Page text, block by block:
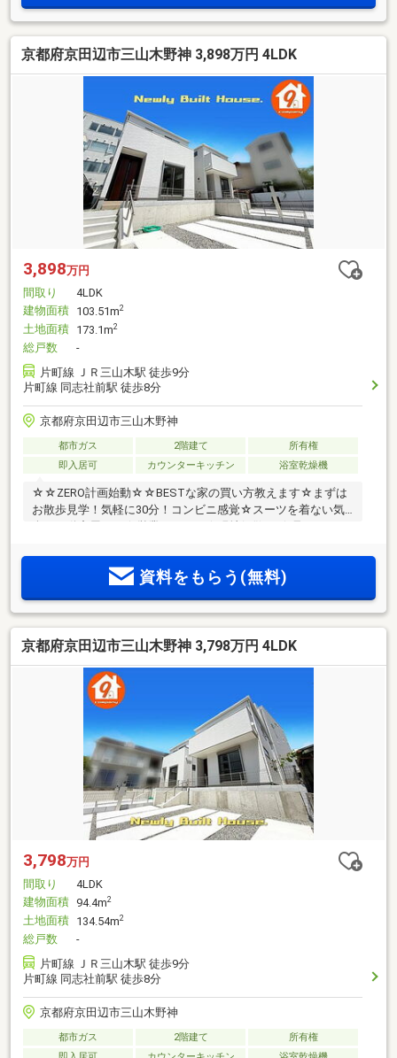
京都府京田辺市三山木野神 3,898万円 4LDK
3,898万円
間取り
4LDK
建物面積 103.51m2
土地面積 173.1m2
総戸数
-
片町線 ＪＲ三山木駅 徒歩9分
片町線 同志社前駅 徒歩8分
京都府京田辺市三山木野神
都市ガス 2階建て
所有権
即入居可
カウンターキッチン 浴室乾燥機
☆☆ZERO計画始動☆☆BESTな家の買い方教えます☆まずは
お散歩見学！気軽に30分！コンビニ感覚☆スーツを着ない気
資料をもらう(無料)
京都府京田辺市三山木野神 3,798万円 4LDK
3,798万円
間取り
4LDK
建物面積 94.4m2
土地面積 134.54m2
総戸数
-
片町線 ＪＲ三山木駅 徒歩9分
片町線 同志社前駅 徒歩8分
京都府京田辺市三山木野神
都市ガス 2階建て
所有権